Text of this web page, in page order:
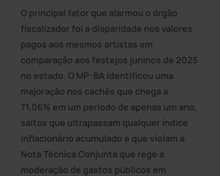
O principal fator que alarmou o órgão
fiscalizador foi a disparidade nos valores
pagos aos mesmos artistas em
comparação aos festejos juninos de 2025
no estado. O MP-BA identificou uma
majoração nos cachês que chega a
71,06% em um período de apenas um ano,
saltos que ultrapassam qualquer índice
inflacionário acumulado e que violam a
Nota Técnica Conjunta que rege a
moderação de gastos públicos em